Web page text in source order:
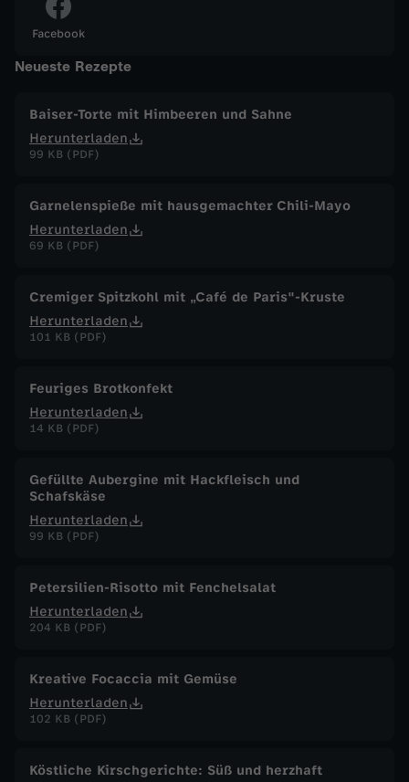
h
r
e
C
o
r
n
i
D
e
u
t
s
c
h
Facebook
Neueste Rezepte
Baiser-Torte mit Himbeeren und Sahne
Herunterladen
99 KB (PDF)
Garnelenspieße mit hausgemachter Chili-Mayo
Herunterladen
69 KB (PDF)
Cremiger Spitzkohl mit „Café de Paris"-Kruste
Herunterladen
101 KB (PDF)
Feuriges Brotkonfekt
Herunterladen
14 KB (PDF)
Gefüllte Aubergine mit Hackfleisch und
Schafskäse
Herunterladen
99 KB (PDF)
Petersilien-Risotto mit Fenchelsalat
Herunterladen
204 KB (PDF)
Kreative Focaccia mit Gemüse
Herunterladen
102 KB (PDF)
Köstliche Kirschgerichte: Süß und herzhaft